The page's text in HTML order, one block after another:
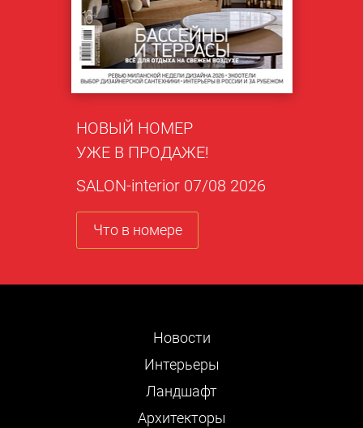
НОВЫЙ НОМЕР
УЖЕ В ПРОДАЖЕ!
SALON-interior 07/08 2026
Что в номере
Новости
Интерьеры
Ландшафт
Архитекторы